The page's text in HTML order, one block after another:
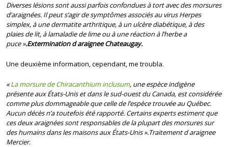
Diverses lésions sont aussi parfois confondues à tort avec des morsures
d’araignées. Il peut s’agir de symptômes associés au virus Herpes
simplex, à une dermatite arthritique, à un ulcère diabétique, à des
plaies de lit, à lamaladie de limeou à une réaction à l’herbe a
puce».Extermination d araignee Chateaugay.
Une deuxième information, cependant, me troubla.
«La morsure de Chiracanthium inclusum, une espèce indigène
présente aux États-Unis et dans le sud-ouest du Canada, est considérée
comme plus dommageable que celle de l’espèce trouvée au Québec.
Aucun décès n’a toutefois été rapporté. Certains experts estiment que
ces deux araignées sont responsables de la plupart des morsures sur
des humains dans les maisons aux États-Unis ».Traitement d araignee
Mercier.